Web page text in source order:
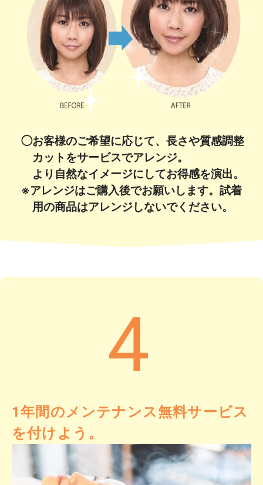
◯お客様のご希望に応じて、長さや質感調整
カットをサービスでアレンジ。
より自然なイメージにしてお得感を演出。
※アレンジはご購入後でお願いします。試着
用の商品はアレンジしないでください。
4
1年間のメンテナンス無料サービス
を付けよう。